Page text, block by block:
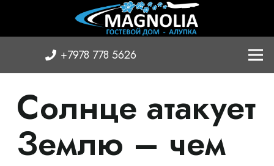
+7978 778 5626
Солнце атакует
Землю – чем